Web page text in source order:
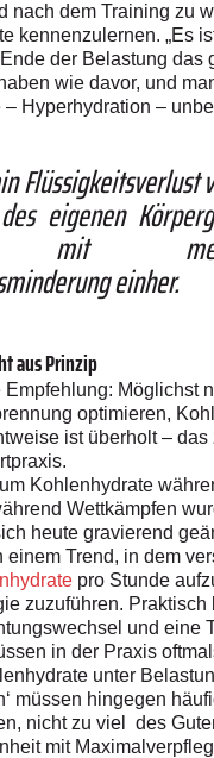
nach dem Training zu
kennenzulernen. „Es
der Belastung das
wie davor, und
Hyperhydration –
Flüssigkeitsverlust
eigenen
mit
einher.
aus ­Prinzip
Empfehlung: Möglichst
optimieren,
ist überholt – das
Kohlenhydrate
Wettkämpfen
heute gravierend
einem Trend, in dem
pro Stunde
zuzuführen. Praktisch
und eine
in der Praxis
unter
müssen hingegen
nicht zu viel des
mit